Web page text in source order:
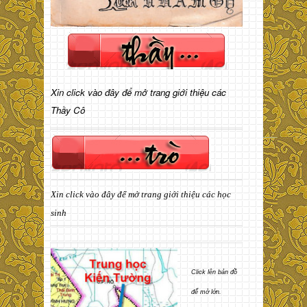
Xin click vào đây để mở trang giới thiệu các
Thầy Cô
Xin click vào đây để mở trang giới thiệu các học
sinh
Click lên bản đồ
để mở lớn.